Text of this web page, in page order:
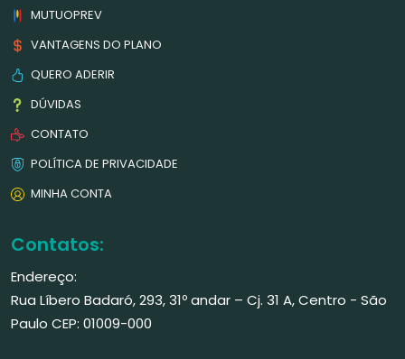
MUTUOPREV
VANTAGENS DO PLANO
QUERO ADERIR
DÚVIDAS
CONTATO
POLÍTICA DE PRIVACIDADE
MINHA CONTA
Contatos:
Endereço:
Rua Líbero Badaró, 293, 31º andar – Cj. 31 A, Centro - São
Paulo CEP: 01009-000